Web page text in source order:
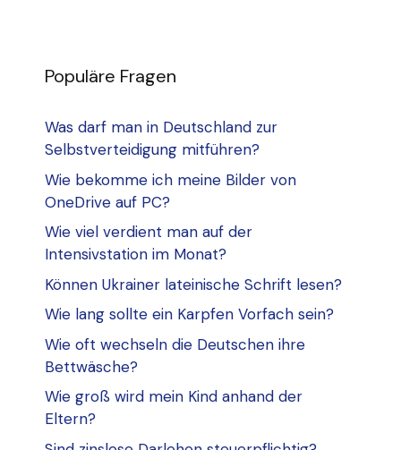
Populäre Fragen
Was darf man in Deutschland zur
Selbstverteidigung mitführen?
Wie bekomme ich meine Bilder von
OneDrive auf PC?
Wie viel verdient man auf der
Intensivstation im Monat?
Können Ukrainer lateinische Schrift lesen?
Wie lang sollte ein Karpfen Vorfach sein?
Wie oft wechseln die Deutschen ihre
Bettwäsche?
Wie groß wird mein Kind anhand der
Eltern?